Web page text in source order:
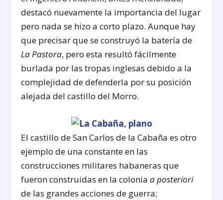
destacó nuevamente la importancia del lugar
pero nada se hizo a corto plazo. Aunque hay
que precisar que se construyó la batería de
La Pastora, pero esta resultó fácilmente
burlada por las tropas inglesas debido a la
complejidad de defenderla por su posición
alejada del castillo del Morro.
El castillo de San Carlos de la Cabaña es otro
ejemplo de una constante en las
construcciones militares habaneras que
fueron construidas en la coloniaa posteriori
de las grandes acciones de guerra;